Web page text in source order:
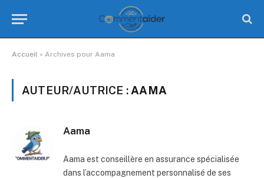
Accueil » Archives pour Aama
AUTEUR/AUTRICE : AAMA
Aama
Aama est conseillère en assurance spécialisée
dans l’accompagnement personnalisé de ses